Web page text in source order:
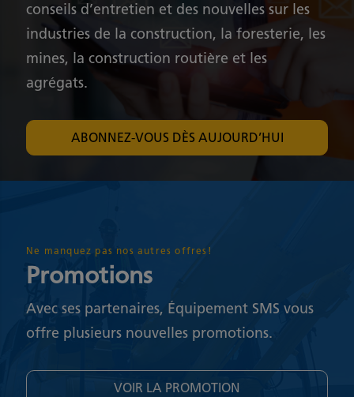
Ne manquez pas nos autres offres!
Promotions
Avec ses partenaires, Équipement SMS vous
offre plusieurs nouvelles promotions.
VOIR LA PROMOTION
conseils d’entretien et des nouvelles sur les
industries de la construction, la foresterie, les
mines, la construction routière et les
agrégats.
ABONNEZ-VOUS DÈS AUJOURD’HUI